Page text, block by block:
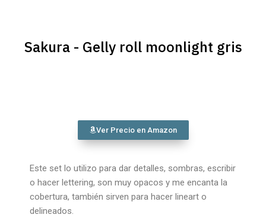
Sakura - Gelly roll moonlight gris
Ver Precio en Amazon
Este set lo utilizo para dar detalles, sombras, escribir
o hacer lettering, son muy opacos y me encanta la
cobertura, también sirven para hacer lineart o
delineados.